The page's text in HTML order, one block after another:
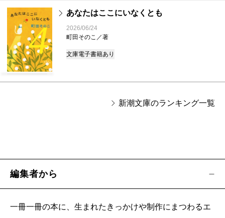
4
あなたはここにいなくとも
2026/06/24
町田そのこ／著
文庫電子書籍あり
新潮文庫のランキング一覧
編集者から
一冊一冊の本に、生まれたきっかけや制作にまつわるエ